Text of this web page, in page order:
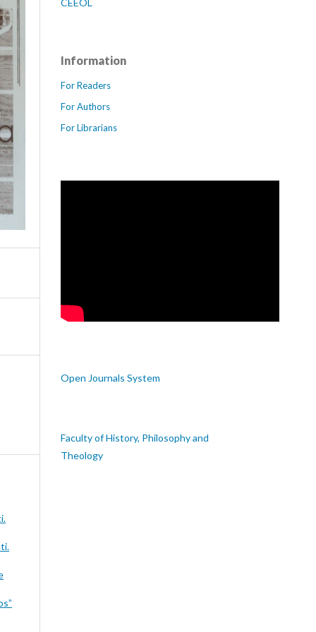
CEEOL
Information
For Readers
For Authors
For Librarians
Open Journals System
Faculty of History, Philosophy and
Theology